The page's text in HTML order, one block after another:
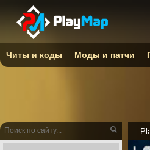
Читы и коды Моды и патчи